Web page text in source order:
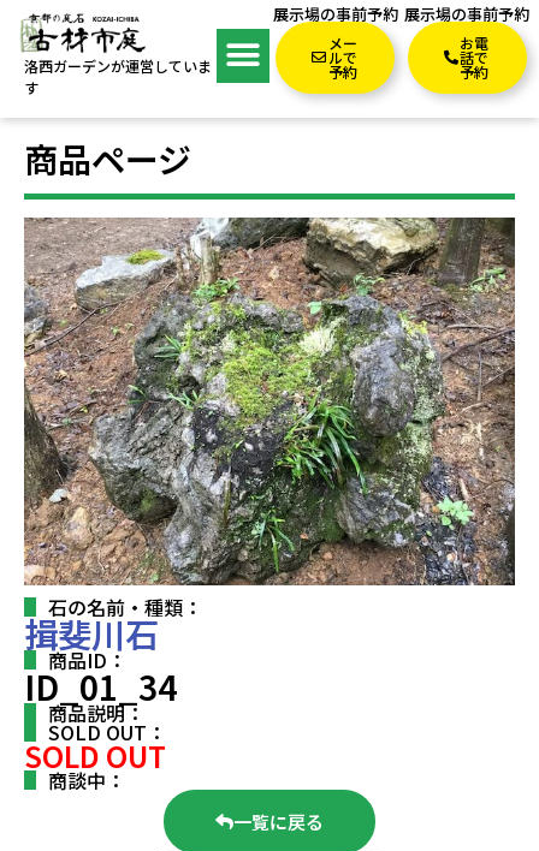
洛西ガーデンが運営していま
す
展示場の事前予約
メー
ルで
予約
展示場の事前予約
お電
話で
予約
商品ページ
石の名前・種類：
揖斐川石
商品ID：
ID_01_34
商品説明：
SOLD OUT：
SOLD OUT
商談中：
一覧に戻る